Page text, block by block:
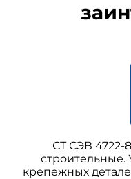
СТ СЭВ
крепежных